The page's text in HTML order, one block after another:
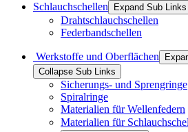
Schlauchschellen
Expand Sub Links
Drahtschlauchschellen
Federbandschellen
Werkstoffe und Oberflächen
Collapse Sub Links
Sicherungs- und Sprengringe
Spiralringe
Materialien für Wellenfedern
Materialien für